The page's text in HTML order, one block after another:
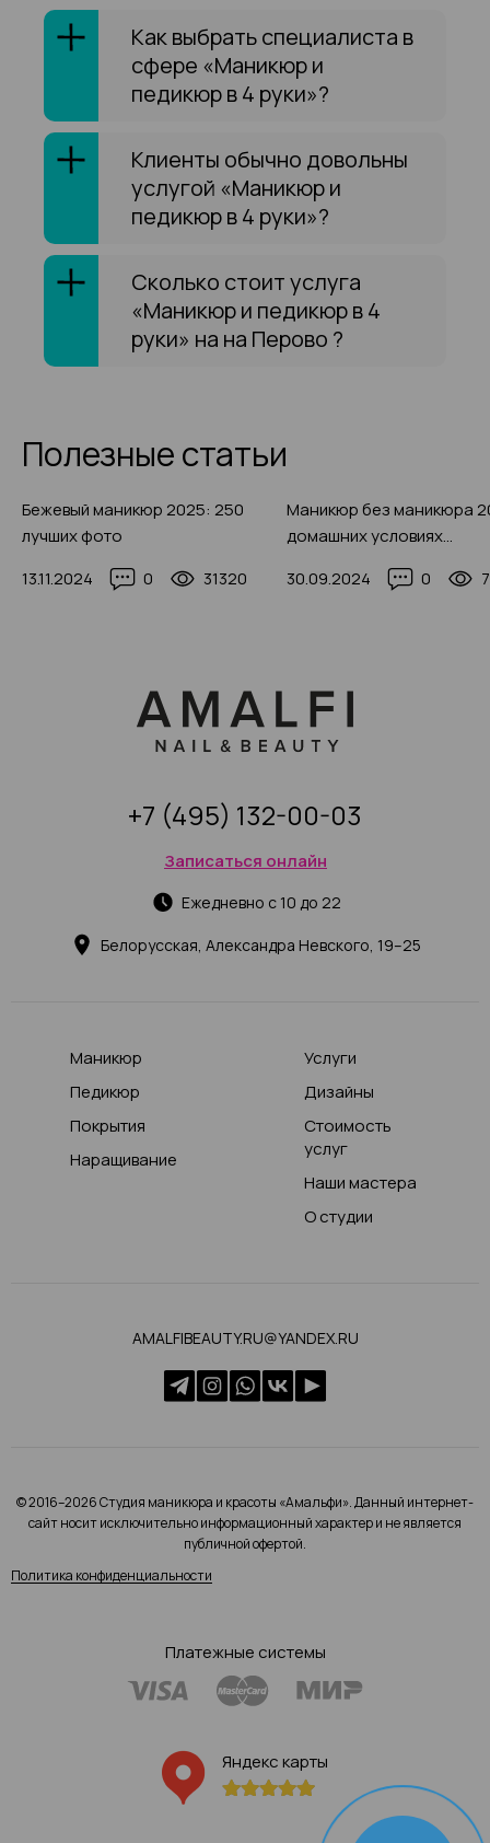
Как выбрать специалиста в
сфере «Маникюр и
педикюр в 4 руки»?
Клиенты обычно довольны
услугой «Маникюр и
педикюр в 4 руки»?
Сколько стоит услуга
«Маникюр и педикюр в 4
руки» на на Перово ?
Полезные статьи
Бежевый маникюр 2025: 250
лучших фото
13.11.2024
0 31320
Маникюр без маникюра
домашних условиях
фото
30.09.2024 0
Белорусская, Александра Невского, 19–25
Ежедневно с 10 до 22
Записаться онлайн
+7 (495) 132-00-03
Маникюр
Педикюр
Покрытия
Наращивание
Услуги
Дизайны
Стоимость
услуг
Наши мастера
О студии
AMALFIBEAUTY.RU@YANDEX.RU
© 2016–2026 Студия маникюра и красоты «Амальфи». Данный интернет-
сайт носит исключительно информационный характер и не является
публичной офертой.
Политика конфиденциальности
Платежные системы
Яндекс карты